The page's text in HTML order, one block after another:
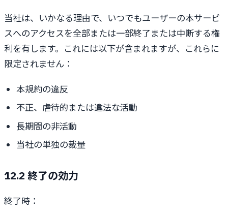
当社は、いかなる理由で、いつでもユーザーの本サービ
スへのアクセスを全部または一部終了または中断する権
利を有します。これには以下が含まれますが、これらに
限定されません：
本規約の違反
不正、虐待的または違法な活動
長期間の非活動
当社の単独の裁量
12.2 終了の効力
終了時：